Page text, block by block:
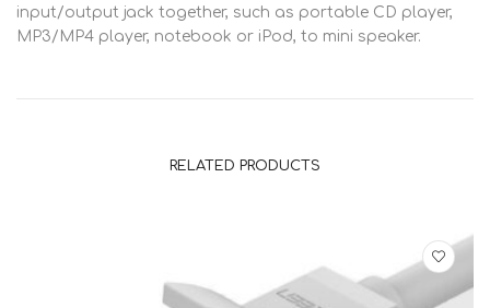
input/output jack together, such as portable CD player,
MP3/MP4 player, notebook or iPod, to mini speaker.
RELATED PRODUCTS